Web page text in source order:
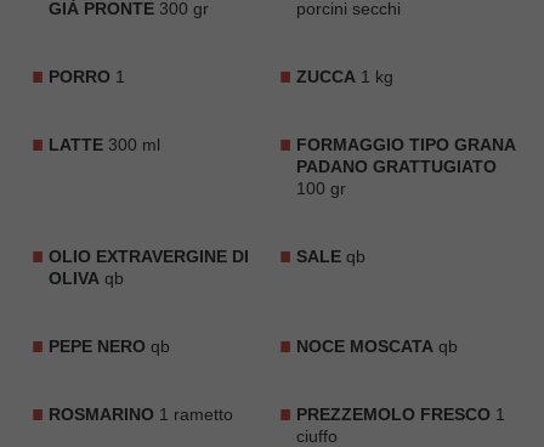
GIÀ PRONTE 300 gr
porcini secchi
PORRO 1 ZUCCA 1 kg
LATTE 300 ml
FORMAGGIO TIPO GRANA
PADANO GRATTUGIATO
100 gr
OLIO EXTRAVERGINE DI
OLIVA qb
SALE qb
PEPE NERO qb NOCE MOSCATA qb
ROSMARINO 1 rametto PREZZEMOLO FRESCO 1
ciuffo